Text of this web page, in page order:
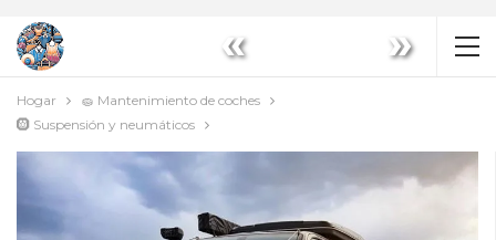
« »
Hogar
🧽 Mantenimiento de coches
🛞 Suspensión y neumáticos